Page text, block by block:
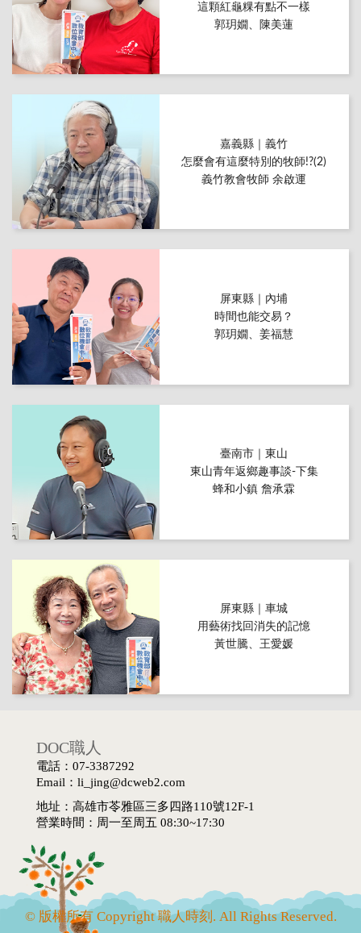
這顆紅龜粿有點不一樣
郭玥嫺、陳美蓮
嘉義縣｜義竹
怎麼會有這麼特別的牧師!?(2)
義竹教會牧師 余啟運
屏東縣｜內埔
時間也能交易？
郭玥嫺、姜福慧
臺南市｜東山
東山青年返鄉趣事談-下集
蜂和小鎮 詹承霖
屏東縣｜車城
用藝術找回消失的記憶
黃世騰、王愛媛
DOC職人
電話：07-3387292
Email：li_jing@dcweb2.com
地址：高雄市苓雅區三多四路110號12F-1
營業時間：周一至周五 08:30~17:30
© 版權所有 Copyright 職人時刻. All Rights Reserved.